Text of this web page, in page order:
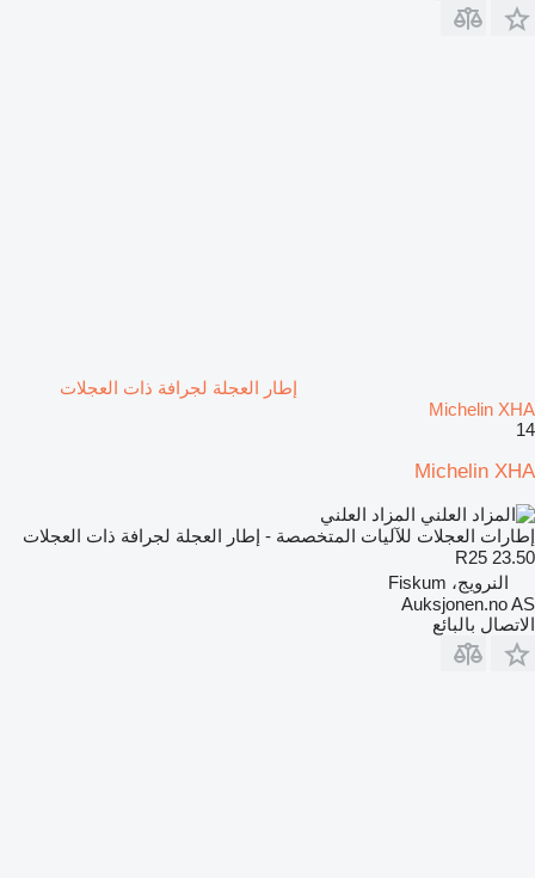
إطار العجلة لجرافة ذات العجلات
Michelin XHA
14
Michelin XHA
المزاد العلني
إطارات العجلات للآليات المتخصصة - إطار العجلة لجرافة ذات العجلات
23.50 R25
النرويج، Fiskum
Auksjonen.no AS
الاتصال بالبائع